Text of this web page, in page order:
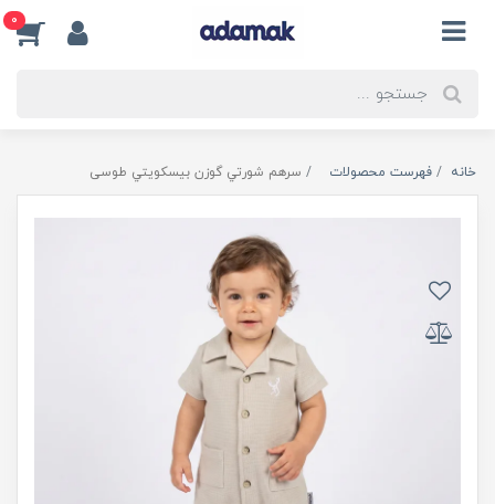
0
خانه فهرست محصولات سرهم شورتي گوزن بيسكويتي طوسی